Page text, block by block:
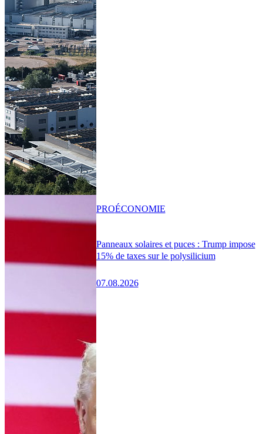
Panneaux solaires et puces : Trump impose
15% de taxes sur le polysilicium
07.08.2026
PROÉCONOMIE